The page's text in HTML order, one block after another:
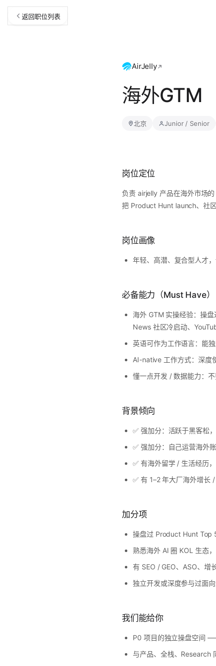
返回职位列表
AirJelly
海外GTM
北京 Junior / Senior
岗位定位
负责 airjelly 产品在海外市场
把 Product Hunt launch、社
岗位画像
年轻、高潜、复合型人才
必备能力（Must Have）
海外 GTM 实操经验：操
News 社区冷启动、
英语可作为工作语言：能
AI-native 工作方式：深度
懂一点开发 / 数据能力：
背景倾向
✅ 强加分：活跃于黑客松
✅ 强加分：自己运营海外
✅ 有海外留学 / 生活经历
✅ 有 1–2 年大厂海外增长
加分项
操盘过 Product Hunt Top
熟悉海外 AI 圈 KOL 生态
有 SEO / GEO、ASO、增
独立开发或深度参与过面
我们能给你
P0 项目的独立操盘空间
与产品、全栈、Research